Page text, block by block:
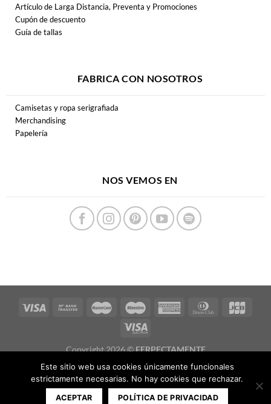
Artículo de Larga Distancia, Preventa y Promociones
Cupón de descuento
Guía de tallas
FABRICA CON NOSOTROS
Camisetas y ropa serigrafiada
Merchandising
Papelería
NOS VEMOS EN
Copyright 2026 ©FERPECTAMENTE
Este sitio web usa cookies únicamente funcionales
estrictamente necesarias. No hay cookies que rechazar.
ACEPTAR POLÍTICA DE PRIVACIDAD